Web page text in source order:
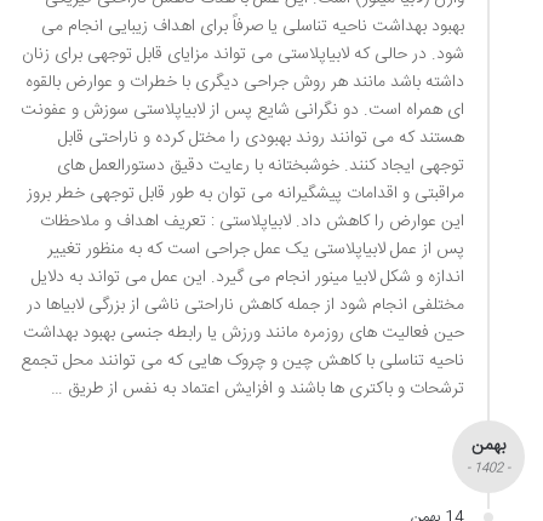
بهبود بهداشت ناحیه تناسلی یا صرفاً برای اهداف زیبایی انجام می
شود. در حالی که لابیاپلاستی می تواند مزایای قابل توجهی برای زنان
داشته باشد مانند هر روش جراحی دیگری با خطرات و عوارض بالقوه
ای همراه است. دو نگرانی شایع پس از لابیاپلاستی سوزش و عفونت
هستند که می توانند روند بهبودی را مختل کرده و ناراحتی قابل
توجهی ایجاد کنند. خوشبختانه با رعایت دقیق دستورالعمل های
مراقبتی و اقدامات پیشگیرانه می توان به طور قابل توجهی خطر بروز
این عوارض را کاهش داد. لابیاپلاستی : تعریف اهداف و ملاحظات
پس از عمل لابیاپلاستی یک عمل جراحی است که به منظور تغییر
اندازه و شکل لابیا مینور انجام می گیرد. این عمل می تواند به دلایل
مختلفی انجام شود از جمله کاهش ناراحتی ناشی از بزرگی لابیاها در
حین فعالیت های روزمره مانند ورزش یا رابطه جنسی بهبود بهداشت
ناحیه تناسلی با کاهش چین و چروک هایی که می توانند محل تجمع
ترشحات و باکتری ها باشند و افزایش اعتماد به نفس از طریق …
بهمن
- 1402 -